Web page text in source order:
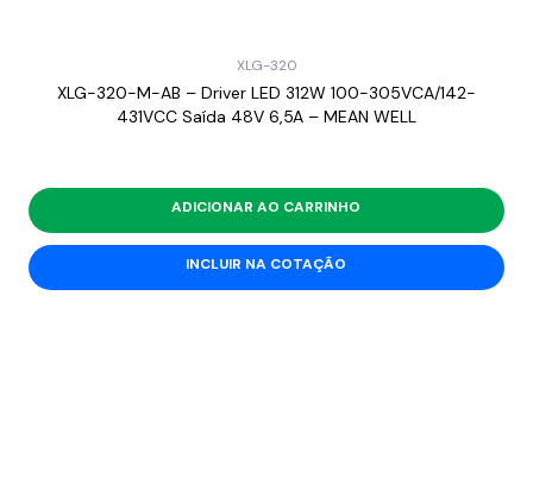
XLG-320
XLG-320-M-AB – Driver LED 312W 100-305VCA/142-
431VCC Saída 48V 6,5A – MEAN WELL
ADICIONAR AO CARRINHO
INCLUIR NA COTAÇÃO